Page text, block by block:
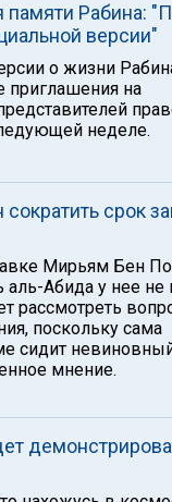
Рабина:
версии"
о жизни
приглашения на
неделе.
срок
Мирьям Бен
аль-Абида у нее
рассмотреть
поскольку сама
сидит
мнение.